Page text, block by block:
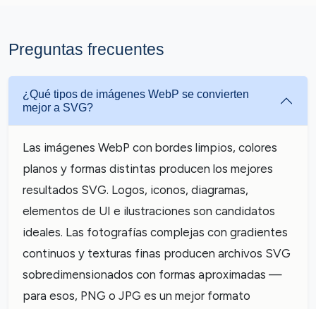
Preguntas frecuentes
¿Qué tipos de imágenes WebP se convierten
mejor a SVG?
Las imágenes WebP con bordes limpios, colores
planos y formas distintas producen los mejores
resultados SVG. Logos, iconos, diagramas,
elementos de UI e ilustraciones son candidatos
ideales. Las fotografías complejas con gradientes
continuos y texturas finas producen archivos SVG
sobredimensionados con formas aproximadas —
para esos, PNG o JPG es un mejor formato